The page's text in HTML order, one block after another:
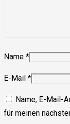
Name *
E-Mail *
Name, E-Mail-
für meinen